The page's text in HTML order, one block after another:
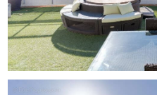
D'une élégance
de généreux volumes
offrant un panorama
ville.
L'espace de réception,